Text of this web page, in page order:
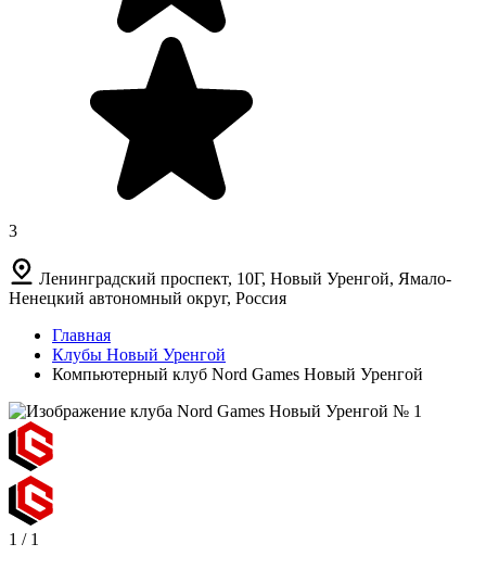
3
Ленинградский проспект, 10Г, Новый Уренгой, Ямало-
Ненецкий автономный округ, Россия
Главная
Клубы Новый Уренгой
Компьютерный клуб Nord Games Новый Уренгой
1 / 1